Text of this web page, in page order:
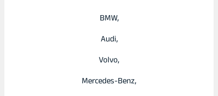
BMW,
Audi,
Volvo,
Mercedes-Benz,